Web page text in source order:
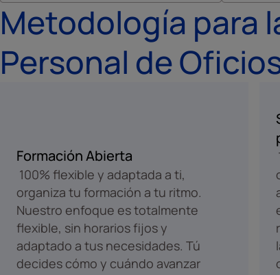
Metodología para
Personal de
Formación Abierta
100% flexible y adaptada a ti,
organiza tu formación a tu ritmo.
Nuestro enfoque es totalmente
flexible, sin horarios fijos y
adaptado a tus necesidades. Tú
decides cómo y cuándo avanzar